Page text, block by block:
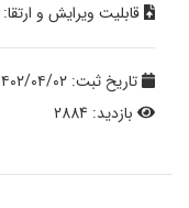
قابلیت ویرایش و
تاریخ ثبت: ۱۴۰۲/۰۴/۰۲
بازدید: 2884